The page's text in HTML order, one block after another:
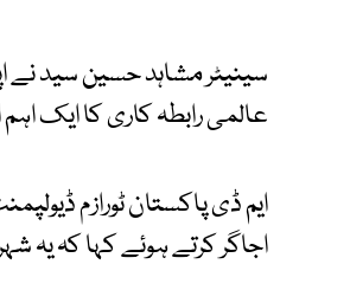
سینیٹر مشاہد حسین سید نے
عالمی رابطہ کاری کا ایک
ایم ڈی پاکستان ٹورازم
اجاگر کرتے ہوئے کہا کہ یہ